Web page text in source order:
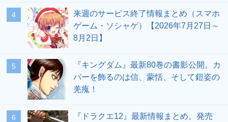
4
来週のサービス終了情報まとめ（スマホ
ゲーム・ソシャゲ）【2026年7月27日～
8月2日】
5
『キングダム』最新80巻の書影公開。カ
バーを飾るのは信、蒙恬、そして鎧姿の
羌瘣！
6
『ドラクエ12』最新情報まとめ。発売